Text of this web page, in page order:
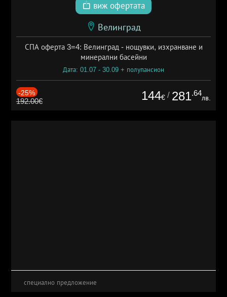
виж офертата
Велинград
СПА оферта 3=4: Велинград - нощувки, изхранване и
минерални басейни
Дата: 01.07 - 30.09 + полупансион
-25%
192.00€ 144€ / 281.64
лв.
специално предложение